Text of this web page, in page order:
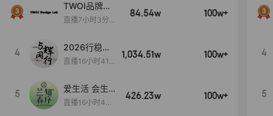
TWOI品牌直
播间新款上
直播7小时3分5
84.54w 100w+
4
2026行稳致
远
直播16小时41
1,034.51w 100w+
5
爱生活 会生
活
直播16小时45
426.23w 100w+
4
5